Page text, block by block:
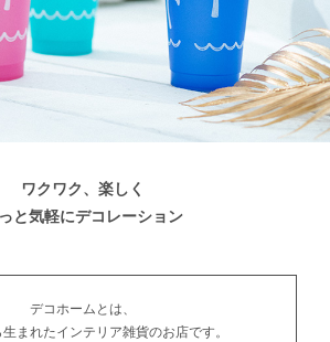
ワクワク、楽しく
と気軽にデコレーション
デコホームとは、
まれたインテリア雑貨のお店です。